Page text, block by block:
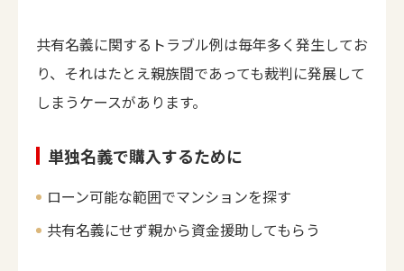
共有名義に関するトラブル例は毎年多く発生してお
り、それはたとえ親族間であっても裁判に発展して
しまうケースがあります。
単独名義で購入するために
ローン可能な範囲でマンションを探す
共有名義にせず親から資金援助してもらう